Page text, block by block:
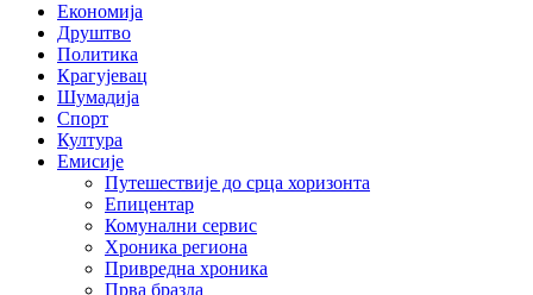
Економија
Друштво
Политика
Крагујевац
Шумадија
Спорт
Култура
Емисије
Путешествије до срца хоризонта
Епицентар
Комунални сервис
Хроника региона
Привредна хроника
Прва бразда